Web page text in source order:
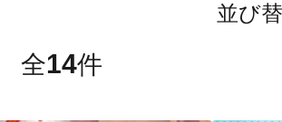
並び
全14件